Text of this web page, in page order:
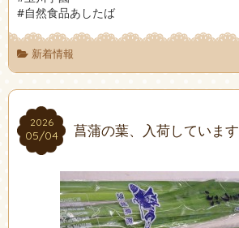
#自然食品あしたば
新着情報
2026
05/04
2026
05/04 菖蒲の葉、入荷しています